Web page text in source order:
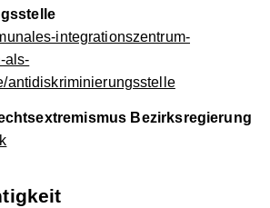
integrationszentrum-
als-
antidiskriminierungsstelle
Bezirksregierung